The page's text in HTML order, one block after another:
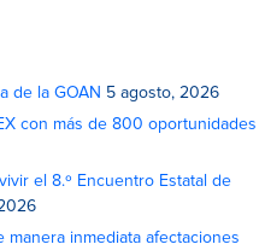
de la GOAN 5 agosto, 2026
con más de 800 oportunidades
el 8.º Encuentro Estatal de
inmediata afectaciones